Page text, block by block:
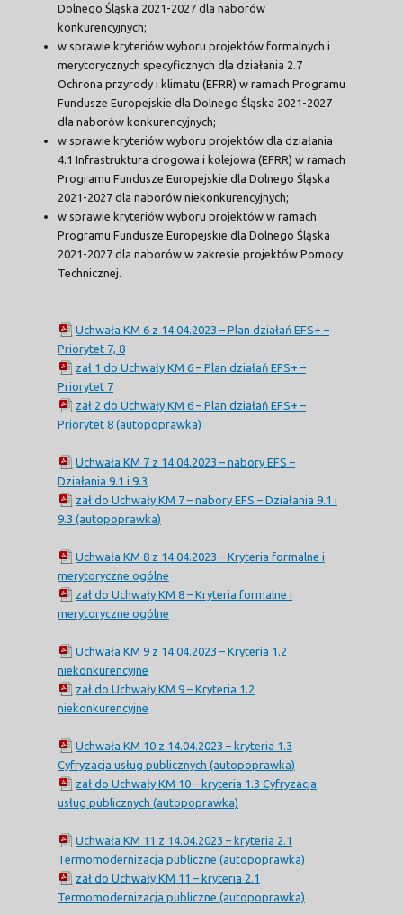
Dolnego Śląska 2021-2027 dla naborów
konkurencyjnych;
w sprawie kryteriów wyboru projektów formalnych i
merytorycznych specyficznych dla działania 2.7
Ochrona przyrody i klimatu (EFRR) w ramach Programu
Fundusze Europejskie dla Dolnego Śląska 2021-2027
dla naborów konkurencyjnych;
w sprawie kryteriów wyboru projektów dla działania
4.1 Infrastruktura drogowa i kolejowa (EFRR) w ramach
Programu Fundusze Europejskie dla Dolnego Śląska
2021-2027 dla naborów niekonkurencyjnych;
w sprawie kryteriów wyboru projektów w ramach
Programu Fundusze Europejskie dla Dolnego Śląska
2021-2027 dla naborów w zakresie projektów Pomocy
Technicznej.
Uchwała KM 6 z 14.04.2023 – Plan działań EFS+ –
Priorytet 7, 8
zał 1 do Uchwały KM 6 – Plan działań EFS+ –
Priorytet 7
zał 2 do Uchwały KM 6 – Plan działań EFS+ –
Priorytet 8 (autopoprawka)
Uchwała KM 7 z 14.04.2023 – nabory EFS –
Działania 9.1 i 9.3
zał do Uchwały KM 7 – nabory EFS – Działania 9.1 i
9.3 (autopoprawka)
Uchwała KM 8 z 14.04.2023 – Kryteria formalne i
merytoryczne ogólne
zał do Uchwały KM 8 – Kryteria formalne i
merytoryczne ogólne
Uchwała KM 9 z 14.04.2023 – Kryteria 1.2
niekonkurencyjne
zał do Uchwały KM 9 – Kryteria 1.2
niekonkurencyjne
Uchwała KM 10 z 14.04.2023 – kryteria 1.3
Cyfryzacja usług publicznych (autopoprawka)
zał do Uchwały KM 10 – kryteria 1.3 Cyfryzacja
usług publicznych (autopoprawka)
Uchwała KM 11 z 14.04.2023 – kryteria 2.1
Termomodernizacja publiczne (autopoprawka)
zał do Uchwały KM 11 – kryteria 2.1
Termomodernizacja publiczne (autopoprawka)